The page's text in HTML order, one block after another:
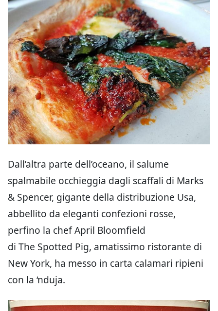
Dall’altra parte dell’oceano, il salume
spalmabile occhieggia dagli scaffali di Marks
& Spencer, gigante della distribuzione Usa,
abbellito da eleganti confezioni rosse,
perfino la chef April Bloomfield
di The Spotted Pig, amatissimo ristorante di
New York, ha messo in carta calamari ripieni
con la ‘nduja.